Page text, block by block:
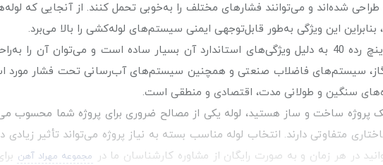
شده‌اند و می‌توانند فشارهای مختلف را به‌خوبی تحمل کنند. از آنجایی که
این ویژگی به‌طور قابل‌توجهی ایمنی سیستم‌های لوله‌کشی را بالا می‌برد.
در نهایت، نصب لوله مانیسمان 8 اینچ رده 40 به دلیل ویژگی‌های استاندارد آن بسیار
سنگین و طولانی مدت، اقتصادی و منطقی است.
پروژه ساخت و ساز هستید، لوله یکی از مصالح ضروری برای پروژه شما محسوب
متفاوتی دارند. انتخاب لوله مناسب بسته به نیاز پروژه می‌تواند تأثیر
در هر زمان و به صورت رایگان از مشاوره کارشناسان ما در
مجموعه مهراد آهن